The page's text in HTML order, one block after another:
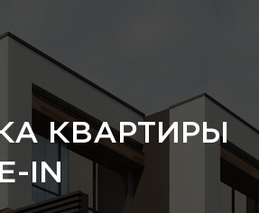
КВАРТИРЫ
IN